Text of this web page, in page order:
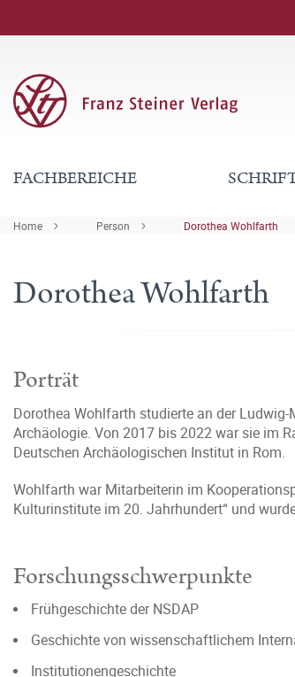
FACHBEREICHE
Home Person Dorothea Wohlfarth
Dorothea Wohlfarth
Porträt
Dorothea Wohlfarth studierte an der
Archäologie. Von 2017 bis 2022 war sie im
Deutschen Archäologischen Institut in Rom.
Wohlfarth war Mitarbeiterin im
Kulturinstitute im 20. Jahrhundert“ und
Forschungsschwerpunkte
Frühgeschichte der NSDAP
Geschichte von wissenschaftlichem
Institutionengeschichte